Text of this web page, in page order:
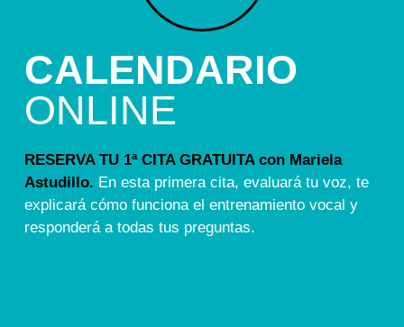
CALENDARIO
ONLINE
RESERVA TU 1ª CITA GRATUITA con Mariela
Astudillo. En esta primera cita, evaluará tu voz, te
explicará cómo funciona el entrenamiento vocal y
responderá a todas tus preguntas.